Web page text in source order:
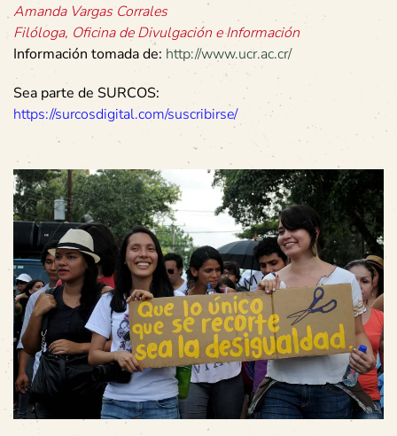
Amanda Vargas Corrales
Filóloga, Oficina de Divulgación e Información
Información tomada de: http://www.ucr.ac.cr/
Sea parte de SURCOS:
https://surcosdigital.com/suscribirse/